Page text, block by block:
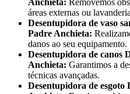
Anchieta: Removemos
áreas externas ou
Desentupidora de vaso
Padre Anchieta:
danos ao seu equipamento.
Desentupidora de canos
Anchieta: Garantimos a
técnicas avançadas.
Desentupidora de